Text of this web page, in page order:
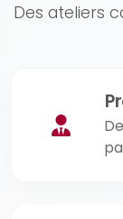
Des ateliers